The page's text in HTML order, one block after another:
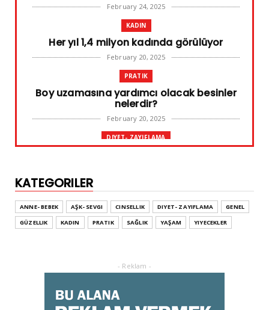
February 24, 2025
KADIN
Her yıl 1,4 milyon kadında görülüyor
February 20, 2025
PRATIK
Boy uzamasına yardımcı olacak besinler
nelerdir?
February 20, 2025
DIYET- ZAYIFLAMA
Leke ve çatlak tedavisinde radyofrekans
yöntemi
February 02, 2025
Dufold Etiketler Hakkında Bilgi
KATEGORILER
ANNE- BEBEK AŞK- SEVGI CINSELLIK DIYET- ZAYIFLAMA
GENEL
GÜZELLIK
KADIN PRATIK SAĞLIK YAŞAM YIYECEKLER
- Reklam -